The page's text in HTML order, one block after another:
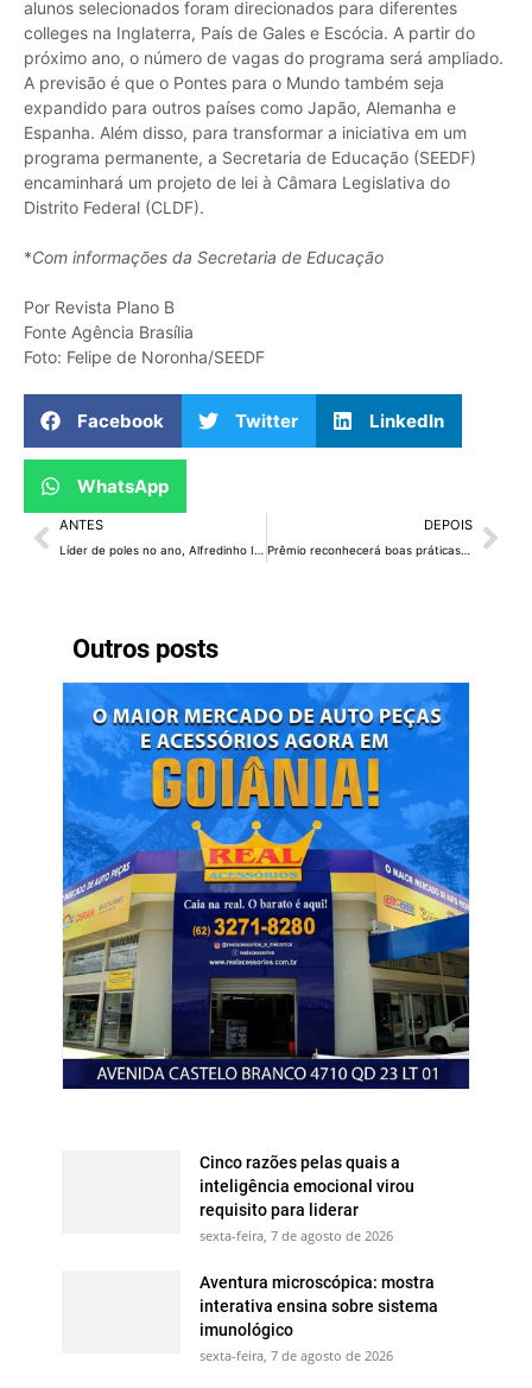
Outros posts
Cinco razões pelas quais a
inteligência emocional virou
requisito para liderar
sexta-feira, 7 de agosto de 2026
Aventura microscópica: mostra
interativa ensina sobre sistema
imunológico
sexta-feira, 7 de agosto de 2026
alunos selecionados foram direcionados para diferentes
colleges na Inglaterra, País de Gales e Escócia. A partir do
próximo ano, o número de vagas do programa será ampliado.
A previsão é que o Pontes para o Mundo também seja
expandido para outros países como Japão, Alemanha e
Espanha. Além disso, para transformar a iniciativa em um
programa permanente, a Secretaria de Educação (SEEDF)
encaminhará um projeto de lei à Câmara Legislativa do
Distrito Federal (CLDF).
*Com informações da Secretaria de Educação
Por Revista Plano B
Fonte Agência Brasília
Foto: Felipe de Noronha/SEEDF
Facebook Twitter LinkedIn
WhatsApp
ANTES DEPOIS
Prêmio reconhecerá boas práticas e inovação em ações voltadas à primeira infância